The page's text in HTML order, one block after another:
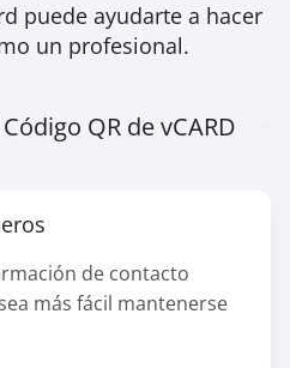
puede ayudarte a hacer
un profesional.
QR de vCARD
de contacto
más fácil mantenerse